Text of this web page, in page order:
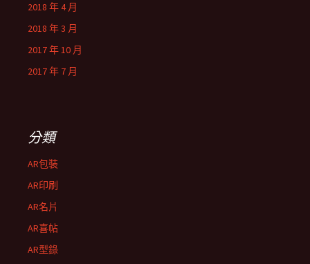
2018 年 4 月
2018 年 3 月
2017 年 10 月
2017 年 7 月
分類
AR包裝
AR印刷
AR名片
AR喜帖
AR型錄